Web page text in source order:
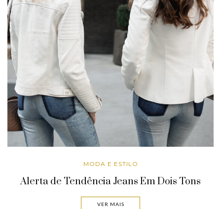
MODA E ESTILO
Alerta de Tendência Jeans Em Dois Tons
VER MAIS